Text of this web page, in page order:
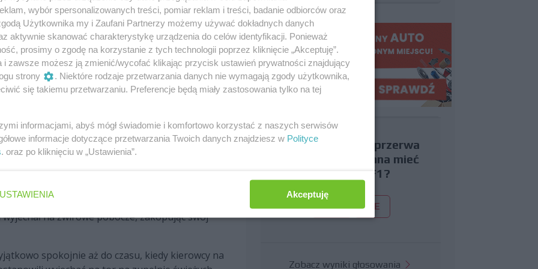
najlepszym czasem dysponował Lando
0,1 sekundy tracił do niego Charles Leclerc.
nie mieli problemu, aby awansować na
przejeździe informował zespół, że nie miał na
skrzydło było uszkodzone.
co może sugerować, że zmniejszenie ciśnienia w
dalej pozostaje wysoka, a to sprawia,
tylko jednej próbie na pokonanie szybkiego
jedyna czerwona flaga. Winowajcą okazał się
10. Fin miał dużo szczęścia, w jego aucie
na żwirowe pobocze, zakopując swój
spokojnie aż do czasu, kiedy kierowcy na
Czy uważasz, że przerwa
wakacyjna powinna mieć
miejsce w F1?
TAK NIE
Zobacz wyniki głosowania
wybór spersonalizowanych treści, pomiar reklam i treści, badanie odbiorców oraz
Użytkownika my i Zaufani Partnerzy możemy używać dokładnych danych
aktywnie skanować charakterystykę urządzenia do celów identyfikacji. Ponieważ
prosimy o zgodę na korzystanie z tych technologii poprzez kliknięcie „Akceptuję”.
i zawsze możesz ją zmienić/wycofać klikając przycisk ustawień prywatności znajdujący
strony
. Niektóre rodzaje przetwarzania danych nie wymagają zgody użytkownika,
się takiemu przetwarzaniu. Preferencje będą miały zastosowania tylko na tej
informacjami, abyś mógł świadomie i komfortowo korzystać z naszych serwisów
informacje dotyczące przetwarzania Twoich danych znajdziesz w Polityce
. oraz po kliknięciu w „Ustawienia”.
USTAWIENIA Akceptuję